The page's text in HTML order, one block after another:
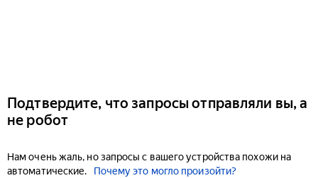
Подтвердите, что запросы отправляли вы, а
не робот
Нам очень жаль, но запросы с вашего устройства похожи на
автоматические.
Почему это могло произойти?